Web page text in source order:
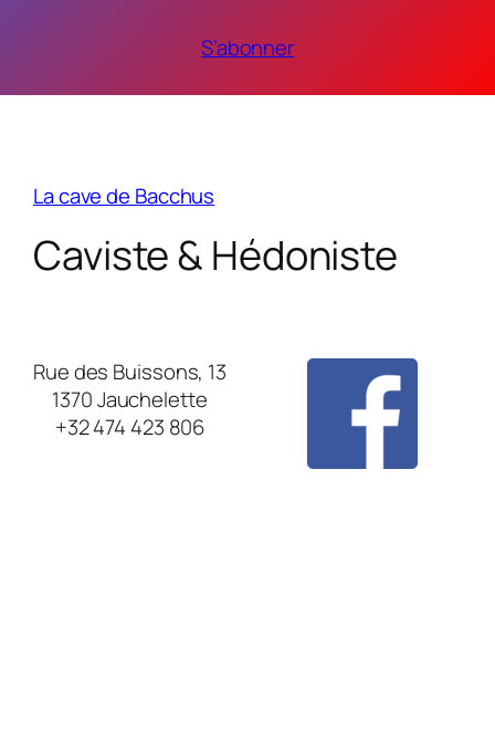
S’abonner
La cave de Bacchus
Caviste & Hédoniste
Rue des Buissons, 13
1370 Jauchelette
+32 474 423 806